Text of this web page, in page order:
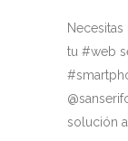
tu #web
solución